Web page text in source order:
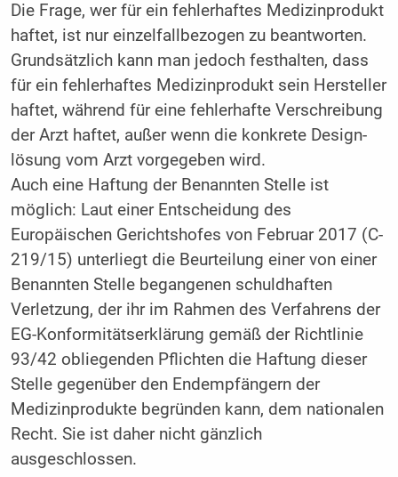
Die Frage, wer für ein fehlerhaftes Medizinprodukt
haftet, ist nur einzelfallbezogen zu beantworten.
Grundsätzlich kann man jedoch festhalten, dass
für ein fehlerhaftes Medizinprodukt sein Hersteller
haftet, während für eine fehlerhafte Verschreibung
der Arzt haftet, außer wenn die konkrete Design-
lösung vom Arzt vorgegeben wird.
Auch eine Haftung der Benannten Stelle ist
möglich: Laut einer Entscheidung des
Europäischen Gerichtshofes von Februar 2017 (C-
219/15) unterliegt die Beurteilung einer von einer
Benannten Stelle begangenen schuldhaften
Verletzung, der ihr im Rahmen des Verfahrens der
EG-Konformitätserklärung gemäß der Richtlinie
93/42 obliegenden Pflichten die Haftung dieser
Stelle gegenüber den Endempfängern der
Medizinprodukte begründen kann, dem nationalen
Recht. Sie ist daher nicht gänzlich
ausgeschlossen.